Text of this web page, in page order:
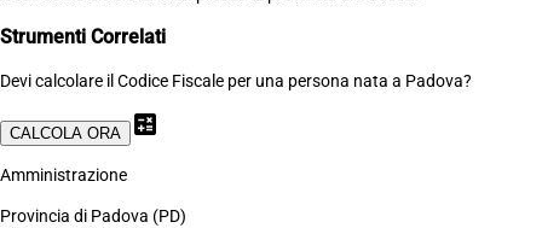
Strumenti Correlati
Devi calcolare il Codice Fiscale per una persona nata a Padova?
CALCOLA ORA calculate
Amministrazione
Provincia di Padova (PD)